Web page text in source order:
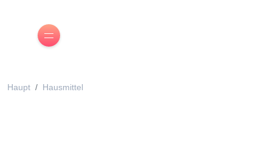
Haupt Hausmittel